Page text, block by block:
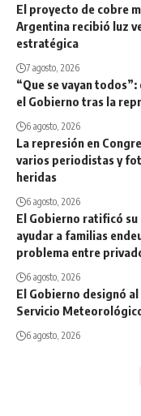
El proyecto de cobre
Argentina recibió luz
estratégica
7 agosto, 2026
“Que se vayan
el Gobierno tras la
6 agosto, 2026
La represión en
varios periodistas y
heridas
6 agosto, 2026
El Gobierno ratificó su
ayudar a familias
problema entre
6 agosto, 2026
El Gobierno designó
Servicio
6 agosto, 2026